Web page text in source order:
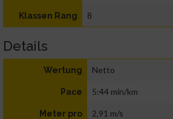
Klassen Rang 8
Details
Wertung Netto
Pace 5:44 min/km
Meter pro
2,91 m/s